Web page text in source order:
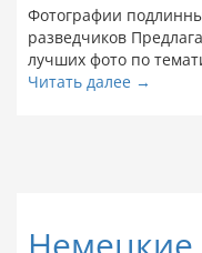
Фотографии
разведчиков
лучших фото по
Читать далее →